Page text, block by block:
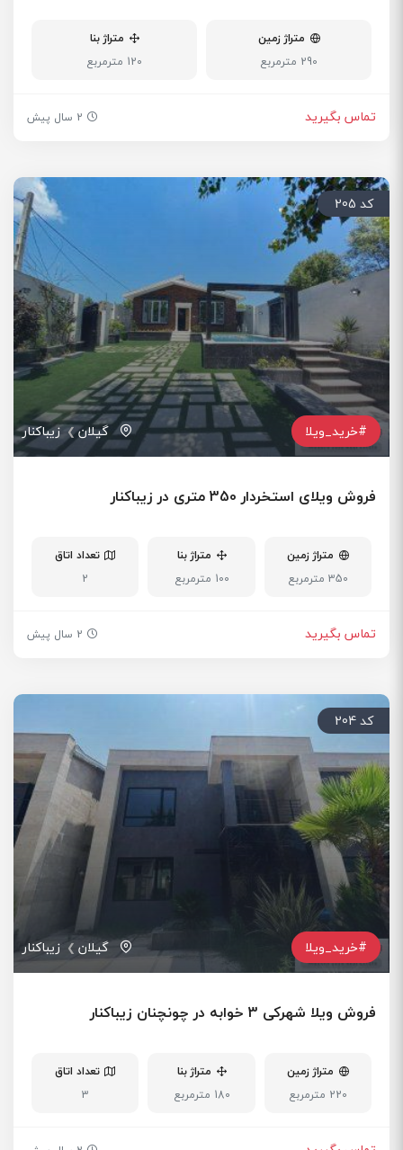
متراژ زمین
290 مترمربع
متراژ بنا
120 مترمربع
تماس بگیرید 2 سال پیش
کد 205
#خرید_ویلا گیلان زیباکنار
فروش ویلای استخردار 350 متری در زیباکنار
متراژ زمین
350 مترمربع
متراژ بنا
100 مترمربع
تعداد اتاق
2
تماس بگیرید 2 سال پیش
کد 204
#خرید_ویلا گیلان زیباکنار
فروش ویلا شهرکی 3 خوابه در چونچنان زیباکنار
متراژ زمین
220 مترمربع
متراژ بنا
180 مترمربع
تعداد اتاق
3